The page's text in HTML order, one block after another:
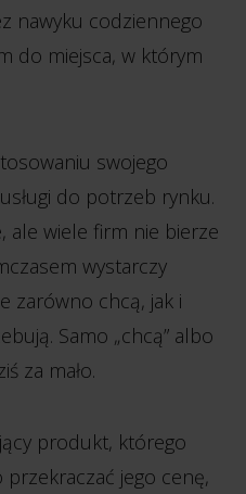
nawyku codziennego
do miejsca, w którym
swojego
do potrzeb rynku.
ale wiele firm nie bierze
wystarczy
zarówno chcą, jak i
Samo „chcą” albo
za mało.
produkt, którego
jego cenę,